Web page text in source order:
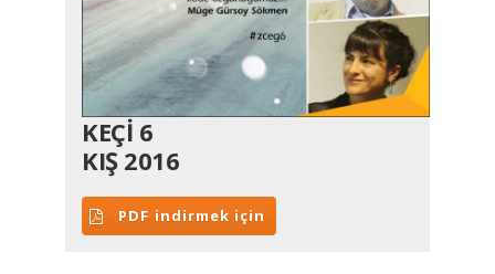
KEÇİ 6
KIŞ 2016
PDF indirmek için